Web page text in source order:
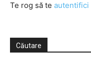
Te rog să te autentifici
Căutare